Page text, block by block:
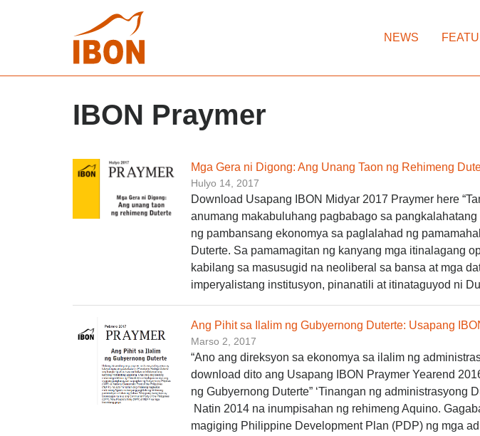
NEWS
IBON Praymer
Mga Gera ni Digong: Ang Unang Taon ng Rehimeng
Hulyo 14, 2017
Download Usapang IBON Midyar 2017 Praymer here
anumang makabuluhang pagbabago sa
ng pambansang ekonomya sa paglalahad ng
Duterte. Sa pamamagitan ng kanyang mga itinalagang
kabilang sa masusugid na neoliberal sa bansa at mga
imperyalistang institusyon, pinanatili at itinataguyod ni
Ang Pihit sa Ilalim ng Gubyernong Duterte: Usapang
Marso 2, 2017
“Ano ang direksyon sa ekonomya sa ilalim ng
download dito ang Usapang IBON Praymer Yearend
ng Gubyernong Duterte” ‘Tinangan ng administrasyong
Natin 2014 na inumpisahan ng rehimeng Aquino.
magiging Philippine Development Plan (PDP) ng mga